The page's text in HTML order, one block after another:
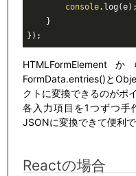
console.log(e);
FormData.entries()と
クトに変換できるのがポ
各入力項目を1つずつ手
JSONに変換できて便利で
Reactの場合